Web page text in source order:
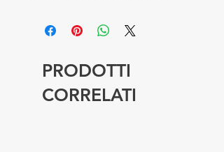
PRODOTTI
CORRELATI